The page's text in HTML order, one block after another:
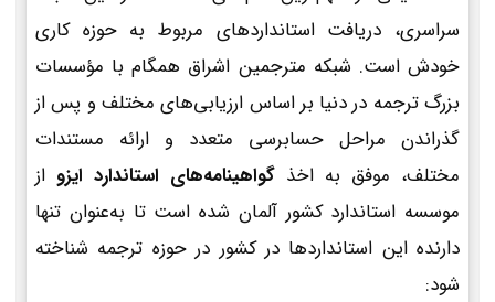
سراسری، دریافت استانداردهای مربوط به حوزه کاری
خودش است. شبکه مترجمین اشراق همگام با مؤسسات
بزرگ ترجمه در دنیا بر اساس ارزیابی‌های مختلف و پس از
گذراندن مراحل حسابرسی متعدد و ارائه مستندات
مختلف، موفق به اخذ گواهینامه‌های استاندارد ایزو از
موسسه استاندارد کشور آلمان شده است تا به‌عنوان تنها
دارنده این استانداردها در کشور در حوزه ترجمه شناخته
شود: